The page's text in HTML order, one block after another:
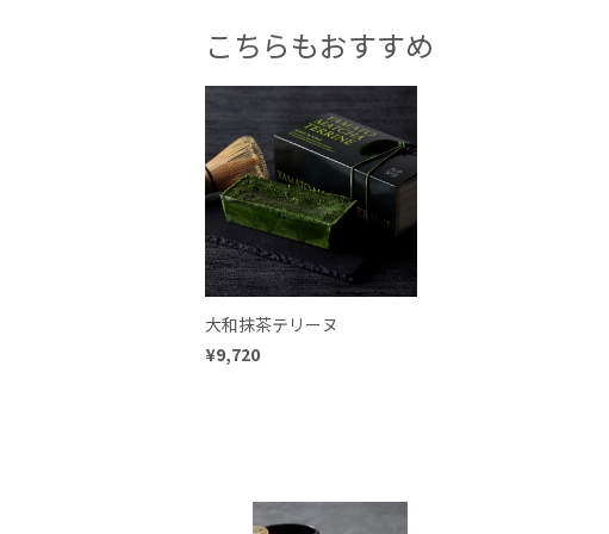
こちらもおすすめ
大和抹茶テリーヌ
¥9,720